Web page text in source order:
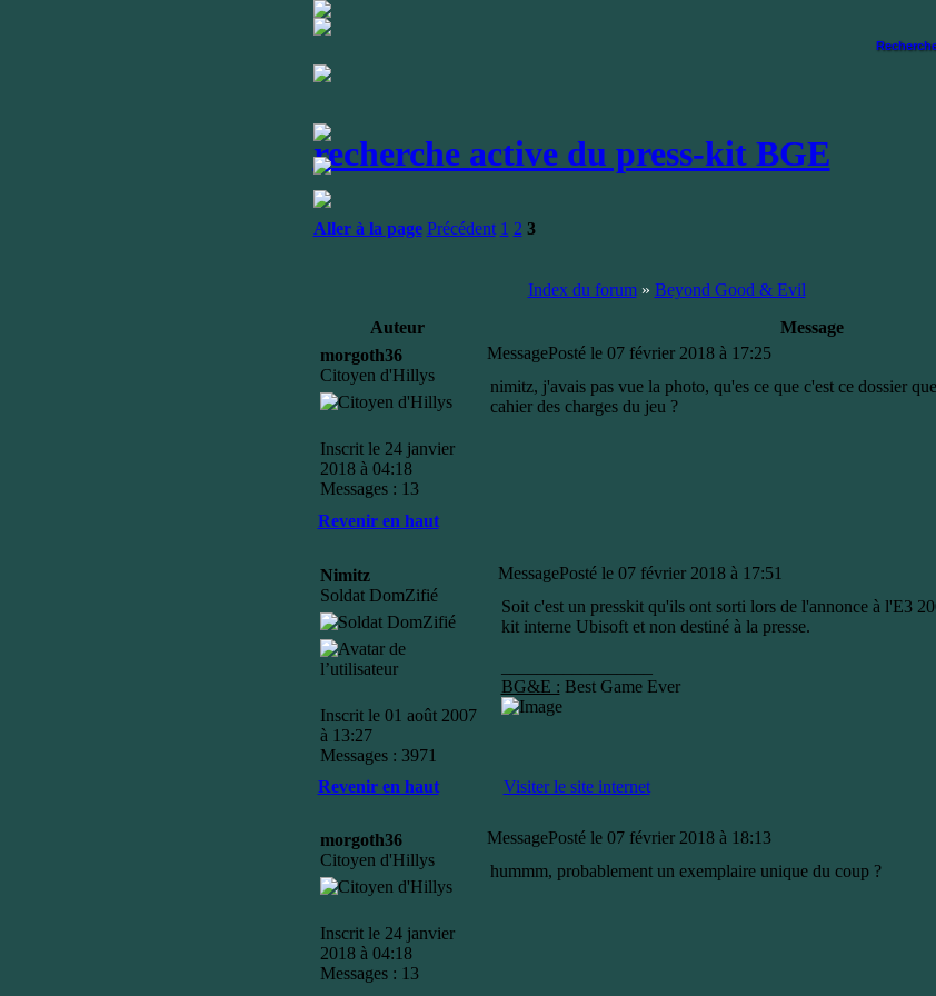
recherche active du press-kit BGE
Aller à la page Précédent 1 2 3
Index du forum» Beyond Good & Evil
Auteur
Message
morgoth36
Citoyen d'Hillys
Inscrit le 24 janvier
2018 à 04:18
Messages : 13
MessagePosté le 07 février 2018 à 17:25
nimitz, j'avais pas vue la photo, qu'es ce que c'est ce dossier
cahier des charges du jeu ?
Revenir en haut
Nimitz
Soldat DomZifié
Inscrit le 01 août 2007
à 13:27
Messages : 3971
MessagePosté le 07 février 2018 à 17:51
Soit c'est un presskit qu'ils ont sorti lors de l'annonce à l'E3
kit interne Ubisoft et non destiné à la presse.
BG&E : Best Game Ever
Revenir en haut Visiter le site internet
morgoth36
Citoyen d'Hillys
Inscrit le 24 janvier
2018 à 04:18
Messages : 13
MessagePosté le 07 février 2018 à 18:13
hummm, probablement un exemplaire unique du coup ?